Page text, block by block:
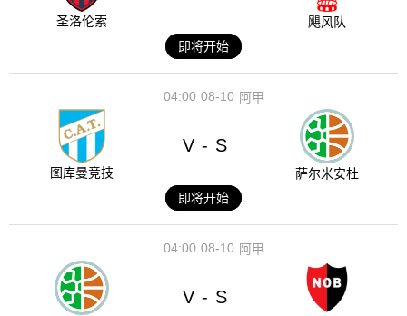
圣洛伦索
飓风队
即将开始
08-10
04:00 阿甲
图库曼竞技
V - S
萨尔米安杜
即将开始
08-10
04:00 阿甲
V - S